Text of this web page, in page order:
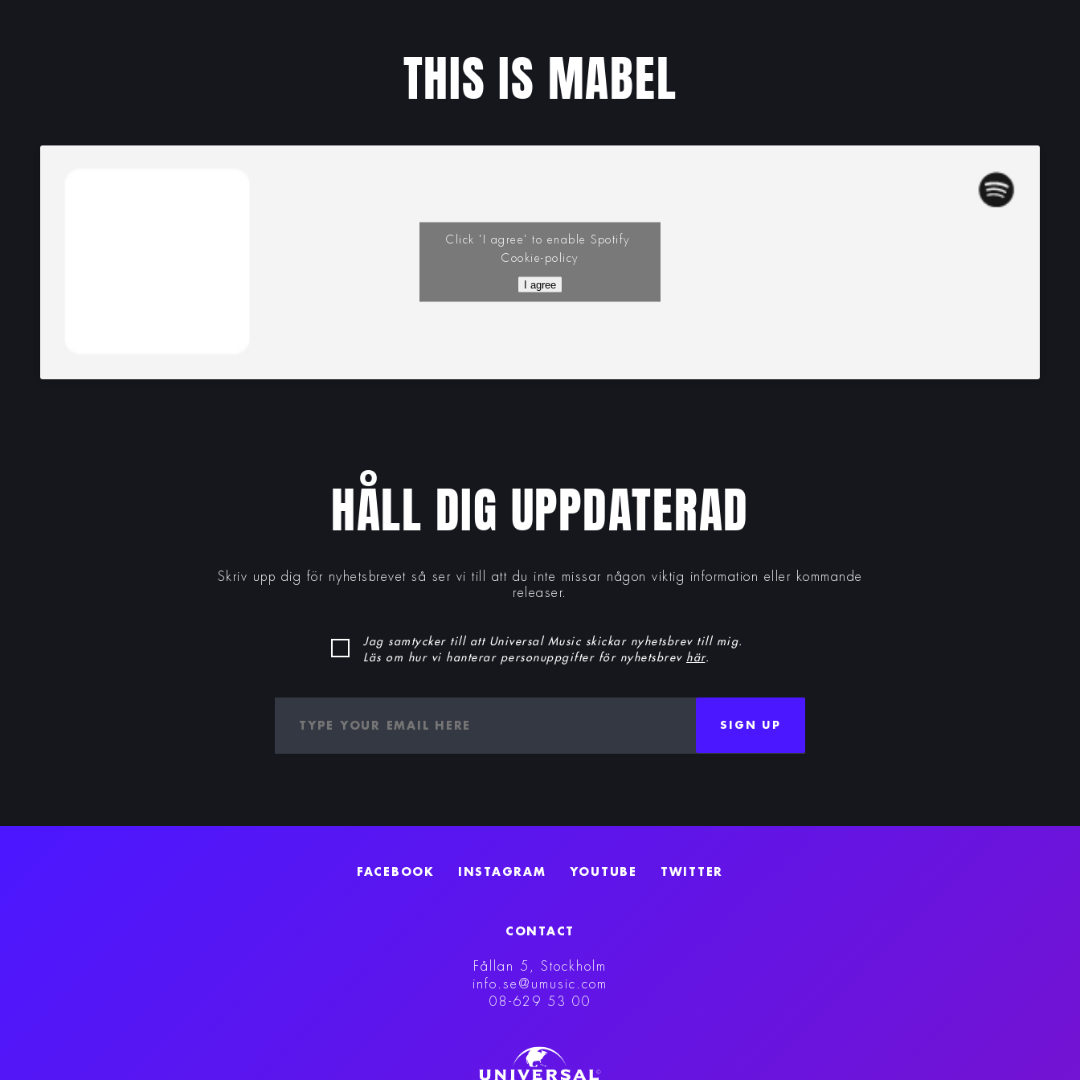
THIS IS MABEL
Click 'I agree' to enable Spotify
Cookie-policy
I agree
HÅLL DIG UPPDATERAD
Skriv upp dig för nyhetsbrevet så ser vi till att du inte missar någon viktig information eller kommande
releaser.
Jag samtycker till att Universal Music skickar nyhetsbrev till mig.
Läs om hur vi hanterar personuppgifter för nyhetsbrev här.
SIGN UP
FACEBOOK INSTAGRAM YOUTUBE TWITTER
CONTACT
Fållan 5, Stockholm
info.se@umusic.com
08-629 53 00